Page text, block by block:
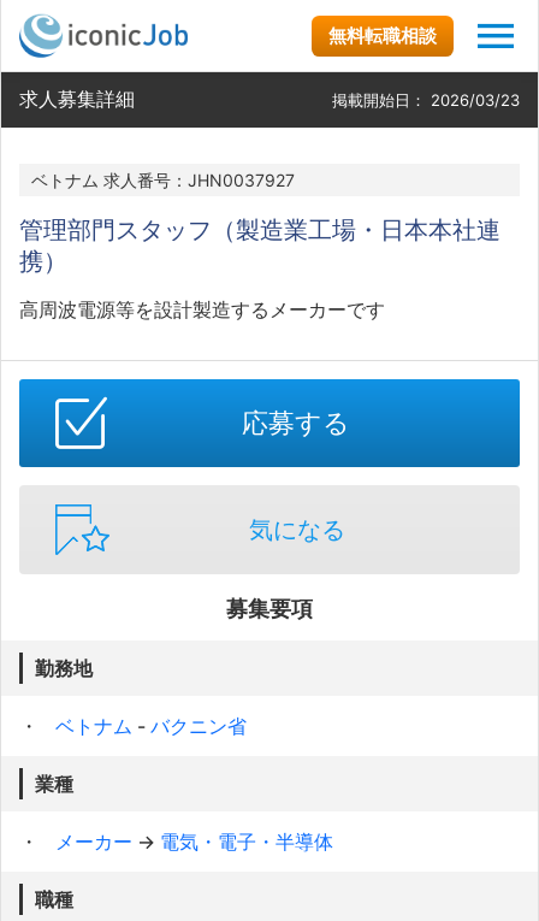
無料転職相談
求人募集詳細 掲載開始日： 2026/03/23
ベトナム 求人番号：JHN0037927
管理部門スタッフ（製造業工場・日本本社連
携）
高周波電源等を設計製造するメーカーです
応募する
気になる
募集要項
勤務地
ベトナム - バクニン省
業種
メーカー → 電気・電子・半導体
職種